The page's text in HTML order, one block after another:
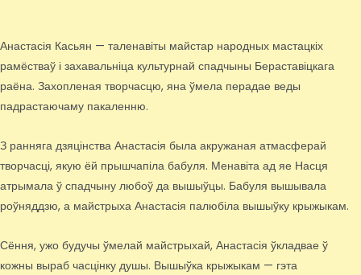
Анастасія Касьян — таленавіты майстар народных мастацкіх
рамёстваў і захавальніца культурнай спадчыны Бераставіцкага
раёна. Захопленая творчасцю, яна ўмела перадае веды
падрастаючаму пакаленню.
З ранняга дзяцінства Анастасія была акружаная атмасферай
творчасці, якую ёй прышчапіла бабуля. Менавіта ад яе Насця
атрымала ў спадчыну любоў да вышыўцы. Бабуля вышывала
роўняддзю, а майстрыха Анастасія палюбіла вышыўку крыжыкам.
Сёння, ужо будучы ўмелай майстрыхай, Анастасія ўкладвае ў
кожны выраб часцінку душы. Вышыўка крыжыкам — гэта